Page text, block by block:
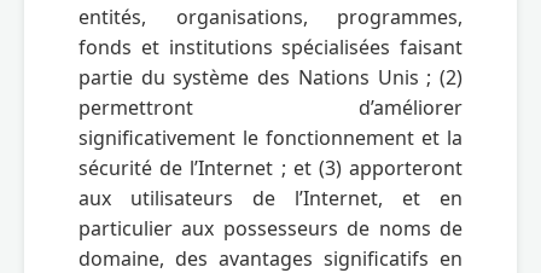
entités, organisations, programmes,
fonds et institutions spécialisées faisant
partie du système des Nations Unis ; (2)
permettront d’améliorer
significativement le fonctionnement et la
sécurité de l’Internet ; et (3) apporteront
aux utilisateurs de l’Internet, et en
particulier aux possesseurs de noms de
domaine, des avantages significatifs en